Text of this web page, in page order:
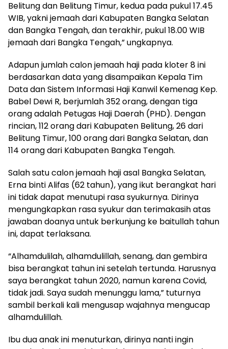
Belitung dan Belitung Timur, kedua pada pukul 17.45
WIB, yakni jemaah dari Kabupaten Bangka Selatan
dan Bangka Tengah, dan terakhir, pukul 18.00 WIB
jemaah dari Bangka Tengah,” ungkapnya.
Adapun jumlah calon jemaah haji pada kloter 8 ini
berdasarkan data yang disampaikan Kepala Tim
Data dan Sistem Informasi Haji Kanwil Kemenag Kep.
Babel Dewi R, berjumlah 352 orang, dengan tiga
orang adalah Petugas Haji Daerah (PHD). Dengan
rincian, 112 orang dari Kabupaten Belitung, 26 dari
Belitung Timur, 100 orang dari Bangka Selatan, dan
114 orang dari Kabupaten Bangka Tengah.
Salah satu calon jemaah haji asal Bangka Selatan,
Erna binti Alifas (62 tahun), yang ikut berangkat hari
ini tidak dapat menutupi rasa syukurnya. Dirinya
mengungkapkan rasa syukur dan terimakasih atas
jawaban doanya untuk berkunjung ke baitullah tahun
ini, dapat terlaksana.
“Alhamdulilah, alhamdulillah, senang, dan gembira
bisa berangkat tahun ini setelah tertunda. Harusnya
saya berangkat tahun 2020, namun karena Covid,
tidak jadi. Saya sudah menunggu lama,” tuturnya
sambil berkali kali mengusap wajahnya mengucap
alhamdulillah.
Ibu dua anak ini menuturkan, dirinya nanti ingin